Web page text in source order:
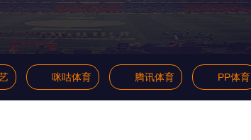
咪咕体育 腾讯体育 PP体育